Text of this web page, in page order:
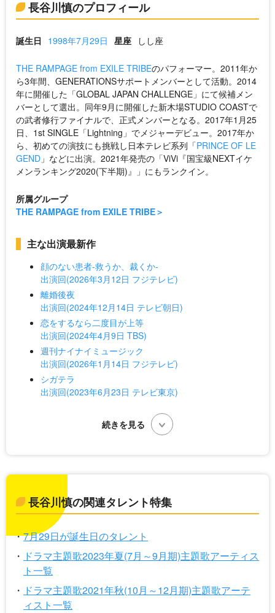
長谷川慎のプロフィール
誕生日 1998年7月29日 星座 しし座
THE RAMPAGE from EXILE TRIBEのパフォーマー。2011年か
ら3年間、GENERATIONSサポートメンバーとして活動。2014
年に開催した「GLOBAL JAPAN CHALLENGE」にて候補メン
バーとして選出。同年9月に開催した新木場STUDIO COASTで
の武者修行ファイナルで、正式メンバーとなる。2017年1月25
日、1st SINGLE「Lightning」でメジャーデビュー。2017年か
ら、初めての演技にも挑戦し日本テレビ系列「PRINCE OF LE
GEND 」などに出演。2021年発売の「ViVi『国宝級NEXTイケ
メンランキング2020(下半期)』」にもランクイン。
所属グループ
THE RAMPAGE from EXILE TRIBE
主な出演最新作
顔のない患者-救うか、裁くか-
出演回(2026年3月12日 フジテレビ)
離婚後夜
出演回(2024年12月14日 テレビ朝日)
恋をするなら二度目が上等
出演回(2024年4月9日 TBS)
週刊ナイナイミュージック
出演回(2026年1月14日 フジテレビ)
シガテラ
出演回(2023年6月23日 テレビ東京)
長谷川慎の関連タレント特集
7月29日が誕生日のタレント
ドラマ主題歌2023年夏(7月～9月期)主題歌アーティス
ト一覧
ドラマ主題歌2021年秋(10月～12月期)主題歌アーテ
ィスト一覧